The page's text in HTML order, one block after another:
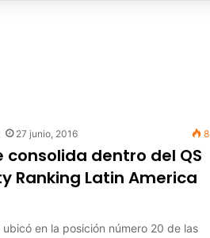
27 junio, 2016
consolida dentro del QS
Ranking Latin America
ubicó en la posición número 20 de las